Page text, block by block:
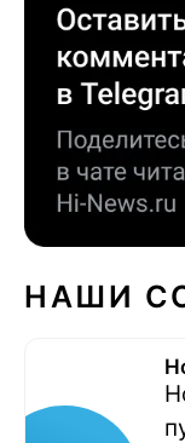
НАШИ